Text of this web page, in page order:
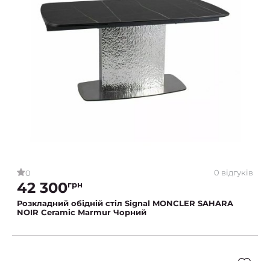
0 0 відгуків
42 300грн
Розкладний обідній стіл Signal MONCLER SAHARA
NOIR Ceramic Marmur Чорний